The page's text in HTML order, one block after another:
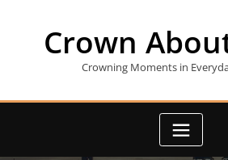
Crown
Crowning Moments in